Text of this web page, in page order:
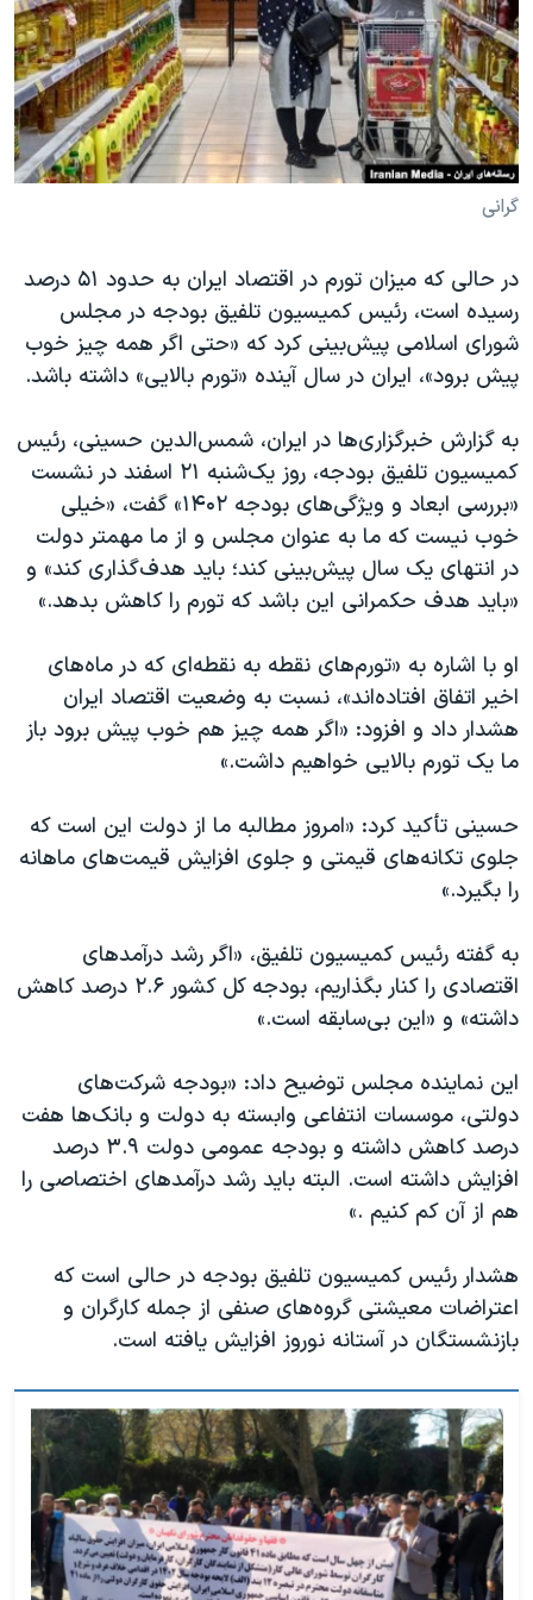
فرهنگ و زندگی
حقوق شهروندی
اقتصادی
علم و فناوری
آرشیو پخش زنده
مستندها
انتخابات ریاست جمهوری آمریکا ۲۰۲۴
حمله جمهوری اسلامی به اسرائیل
رمز مهسا
مجموعه مستندهای دادخواهی
تریبونال مردمی آبان ۹۸
دادگاه حمید نوری
قانون شفافیت دارائی کادر رهبری ایران
اعتراضات مردمی آبان ۹۸
اسرائیل در جنگ
نرگس محمدی برنده جایزه نوبل صلح
صفحه‌های ویژه
سفر پرزیدنت ترامپ به چین
دنبال کنید
زبانهای مختلف
گرانی
در حالی که میزان تورم در اقتصاد ایران به حدود ۵۱ درصد
رسیده است، رئیس کمیسیون تلفیق بودجه در مجلس
شورای اسلامی پیش‌بینی کرد که «حتی اگر همه چیز خوب
پیش برود»، ایران در سال آینده «تورم بالایی» داشته باشد.
به گزارش خبرگزاری‌ها در ایران، شمس‌الدین حسینی، رئیس
کمیسیون تلفیق بودجه، روز یک‌شنبه ۲۱ اسفند در نشست
«بررسی ابعاد و ویژگی‌های بودجه ۱۴۰۲» گفت، «خیلی
خوب نیست که ما به عنوان مجلس و از ما مهمتر دولت
در انتهای یک سال پیش‌بینی کند؛ باید هدف‌گذاری کند» و
«باید هدف حکمرانی این باشد که تورم را کاهش بدهد.»
او با اشاره به «تورم‌های نقطه به نقطه‌ای که در ماه‌های
اخیر اتفاق افتاده‌اند»، نسبت به وضعیت اقتصاد ایران
هشدار داد و افزود: «اگر همه چیز هم خوب پیش برود باز
ما یک تورم بالایی خواهیم داشت.»
حسینی تأکید کرد: «امروز مطالبه ما از دولت این است که
جلوی تکانه‌های قیمتی و جلوی افزایش قیمت‌های ماهانه
را بگیرد.»
به گفته رئیس کمیسیون تلفیق، «اگر رشد درآمدهای
اقتصادی را کنار بگذاریم، بودجه کل کشور ۲.۶ درصد کاهش
داشته» و «این بی‌سابقه است.»
این نماینده مجلس توضیح داد: «بودجه شرکت‌های
دولتی، موسسات انتفاعی وابسته به دولت و بانک‌ها هفت
درصد کاهش داشته و بودجه عمومی دولت ۳.۹ درصد
افزایش داشته است. البته باید رشد درآمدهای اختصاصی را
هم از آن کم کنیم .»
هشدار رئیس کمیسیون تلفیق بودجه در حالی است که
اعتراضات معیشتی گروه‌های صنفی از جمله کارگران و
بازنشستگان در آستانه نوروز افزایش یافته است.